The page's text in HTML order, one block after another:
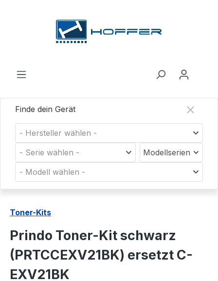
Finde dein Gerät
- Hersteller wählen -
- Serie wählen -
Modellserien
- Modell wählen -
Toner-Kits
Prindo Toner-Kit schwarz
(PRTCCEXV21BK) ersetzt C-
EXV21BK